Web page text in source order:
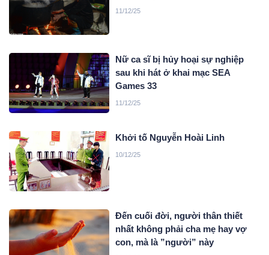
11/12/25
Nữ ca sĩ bị hủy hoại sự nghiệp
sau khi hát ở khai mạc SEA
Games 33
11/12/25
Khởi tố Nguyễn Hoài Linh
10/12/25
Đến cuối đời, người thân thiết
nhất không phải cha mẹ hay vợ
con, mà là ”người” này